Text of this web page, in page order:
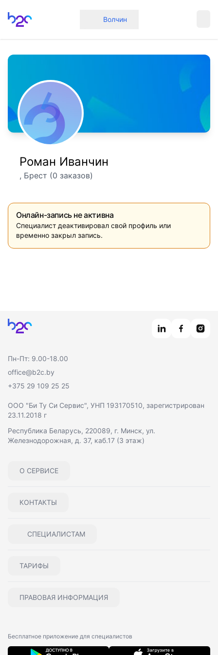
Главная Волчин
Роман Иванчин
, Брест (0 заказов)
Онлайн-запись не активна
Специалист деактивировал свой профиль или
временно закрыл запись.
Главная
Пн-Пт: 9.00-18.00
office@b2c.by
+375 29 109 25 25
О СЕРВИСЕ
КОНТАКТЫ
СПЕЦИАЛИСТАМ
ТАРИФЫ
ПРАВОВАЯ ИНФОРМАЦИЯ
ООО "Би Ту Си Сервис", УНП 193170510, зарегистрирован
23.11.2018 г
Республика Беларусь, 220089, г. Минск, ул.
Железнодорожная, д. 37, каб.17 (3 этаж)
Бесплатное приложение для специалистов